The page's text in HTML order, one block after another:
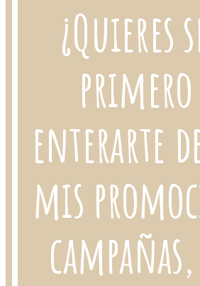
¿Quieres
enterarte
mis